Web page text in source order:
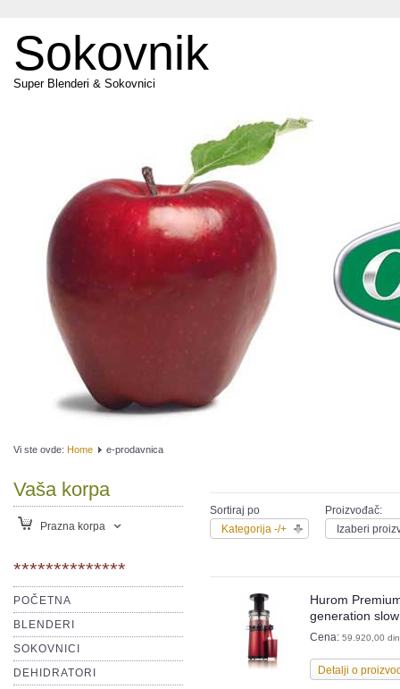
Sokovnik
Super Blenderi & Sokovnici
Vi ste ovde: Home e-prodavnica
Vaša korpa
Prazna korpa
**************
POČETNA
BLENDERI
SOKOVNICI
DEHIDRATORI
Sortiraj po
Kategorija -/+
Proizvođač:
Izaberi
Hurom
generation
Cena: 59.920,00 din
Detalji o